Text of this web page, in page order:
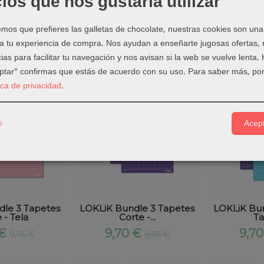
Corte
iCraft
LOKLiK Kit Cuchilla Corte
Profundo...
19,85 € 19,90 €
LOKLiK
3 Tapetes
- Tela
9,75 €
LOKLiK Bundle 3 Tapetes
Corte -...
9,70 € 9,75 €
LOKLiK
que prefieres las galletas de chocolate, nuestras cookies son
tu experiencia de compra. Nos ayudan a enseñarte jugosas ofertas,
para facilitar tu navegación y nos avisan si la web se vuelve lenta.
confirmas que estás de acuerdo con su uso. Para saber más,
de privacidad.